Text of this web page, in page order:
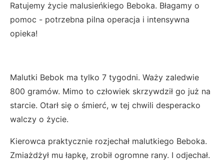
Ratujemy życie malusieńkiego Beboka. Błagamy o
pomoc - potrzebna pilna operacja i intensywna
opieka!
Malutki Bebok ma tylko 7 tygodni. Waży zaledwie
800 gramów. Mimo to człowiek skrzywdził go już na
starcie. Otarł się o śmierć, w tej chwili desperacko
walczy o życie.
Kierowca praktycznie rozjechał malutkiego Beboka.
Zmiażdżył mu łapkę, zrobił ogromne rany. I odjechał.